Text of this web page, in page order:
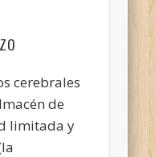
cerebrales
de
limitada y